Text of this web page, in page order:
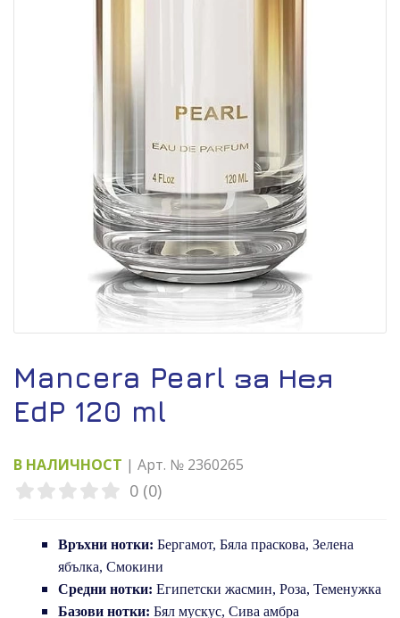
Mancera Pearl за Нея
EdP 120 ml
В НАЛИЧНОСТ | Арт. № 2360265
0 (0)
Връхни нотки: Бергамот, Бяла праскова, Зелена
ябълка, Смокини
Средни нотки: Египетски жасмин, Роза, Теменужка
Базови нотки: Бял мускус, Сива амбра